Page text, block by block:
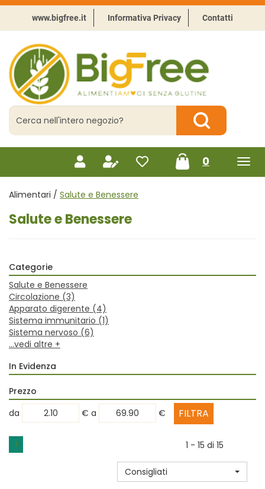
Passa
contenuto
principale
www.bigfree.it Informativa Privacy Contatti
BigFree
-
Punto
celiachia
Cerca
Prodotto
Cerca Prodotto
0prodotti
inseriti
Alimentari / Salute e Benessere
Salute e Benessere
Categorie
Salute e Benessere
Circolazione (3)
Apparato digerente (4)
Sistema immunitario (1)
Sistema nervoso (6)
...vedi altre +
In Evidenza
Prezzo
filtra
da € filtra
a €
1 1 - 15 di 15
Consigliati